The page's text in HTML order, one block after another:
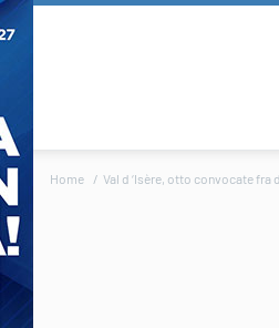
Home Val d ‘Isère, otto convocate fra